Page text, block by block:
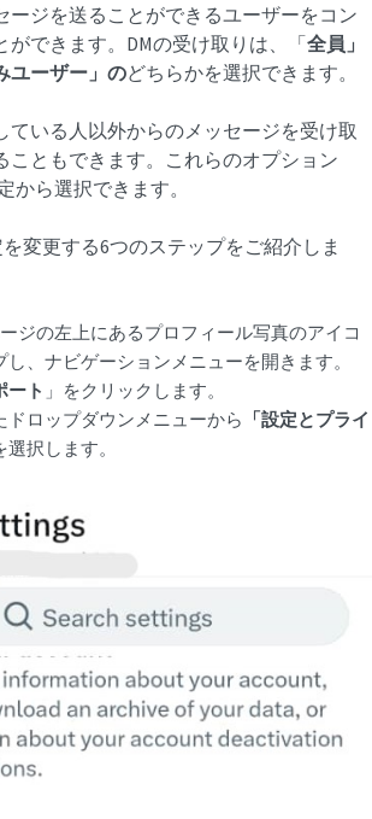
ージを送ることができるユーザーをコン
ができます。DMの受け取りは、「全員」
ユーザー」のどちらかを選択できます。
ている人以外からのメッセージを受け取
こともできます。これらのオプション
から選択できます。
変更する6つのステップをご紹介しま
ジの左上にあるプロフィール写真のアイコ
し、ナビゲーションメニューを開きます。
ート 」をクリックします。
ドロップダウンメニューから 「設定とプライ
選択します。